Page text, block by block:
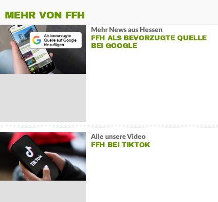
MEHR VON FFH
Mehr News aus Hessen
FFH ALS BEVORZUGTE QUELLE
BEI GOOGLE
Alle unsere Video
FFH BEI TIKTOK